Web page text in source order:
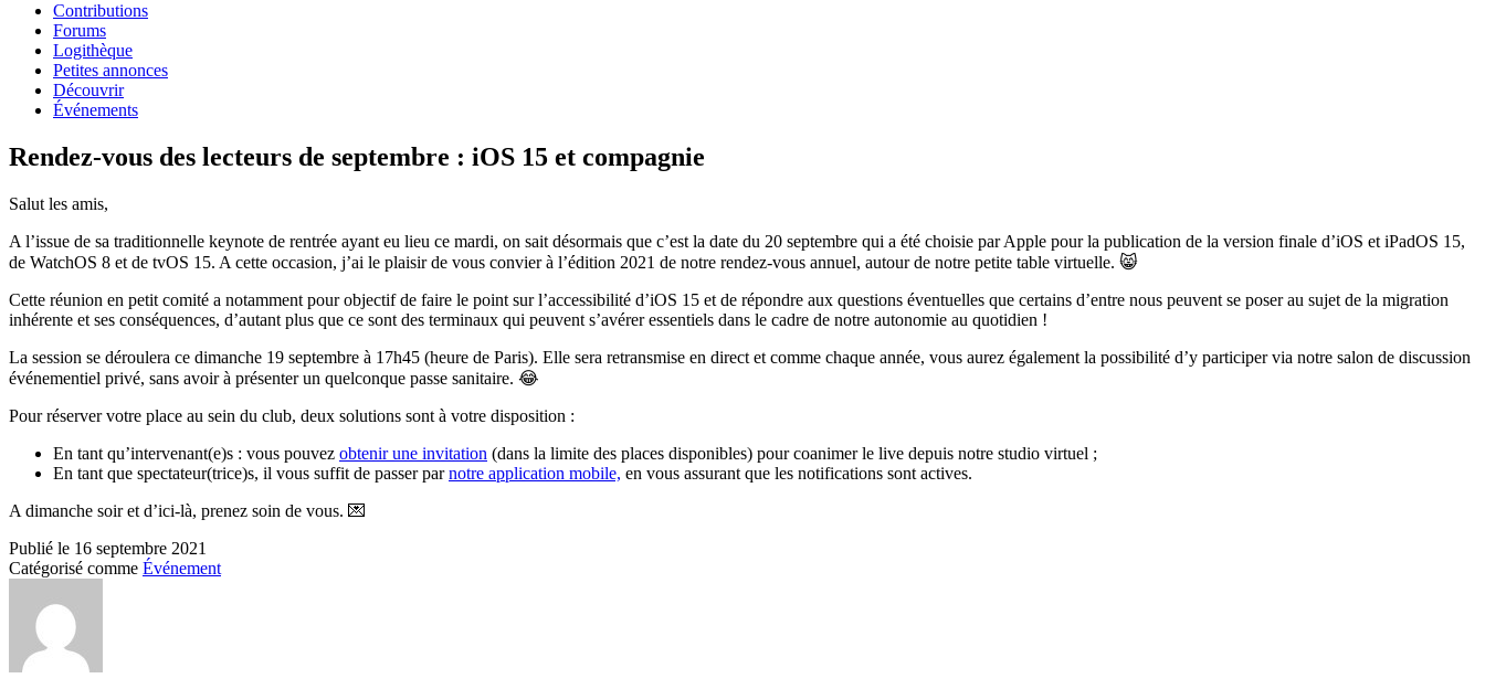
Contributions
Forums
Logithèque
Petites annonces
Découvrir
Événements
Rendez-vous des lecteurs de septembre : iOS 15 et compagnie
Salut les amis,
A l’issue de sa traditionnelle keynote de rentrée ayant eu lieu ce mardi, on sait désormais que c’est la date du 20 septembre qui a été choisie par Apple pour la publication de la version finale d’iOS et iPadOS 15,
de WatchOS 8 et de tvOS 15. A cette occasion, j’ai le plaisir de vous convier à l’édition 2021 de notre rendez-vous annuel, autour de notre petite table virtuelle. 😸
Cette réunion en petit comité a notamment pour objectif de faire le point sur l’accessibilité d’iOS 15 et de répondre aux questions éventuelles que certains d’entre nous peuvent se poser au sujet de la migration
inhérente et ses conséquences, d’autant plus que ce sont des terminaux qui peuvent s’avérer essentiels dans le cadre de notre autonomie au quotidien !
La session se déroulera ce dimanche 19 septembre à 17h45 (heure de Paris). Elle sera retransmise en direct et comme chaque année, vous aurez également la possibilité d’y participer via notre salon de discussion
événementiel privé, sans avoir à présenter un quelconque passe sanitaire. 😂
Pour réserver votre place au sein du club, deux solutions sont à votre disposition :
En tant qu’intervenant(e)s : vous pouvez obtenir une invitation (dans la limite des places disponibles) pour coanimer le live depuis notre studio virtuel ;
En tant que spectateur(trice)s, il vous suffit de passer parnotre application mobile, en vous assurant que les notifications sont actives.
A dimanche soir et d’ici-là, prenez soin de vous. 💌
Publié le 16 septembre 2021
Catégorisé comme Événement